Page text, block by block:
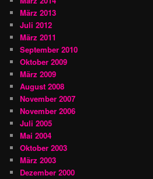
März 2013
Juli 2012
März 2011
September 2010
Oktober 2009
März 2009
August 2008
November 2007
November 2006
Juli 2005
Mai 2004
Oktober 2003
März 2003
Dezember 2000